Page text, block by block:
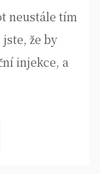
neustále tím
že by
injekce, a